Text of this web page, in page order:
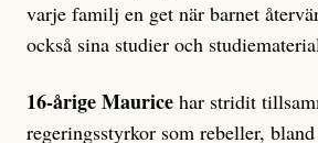
varje familj en get när barnet
också sina studier och
16-årige Maurice har stridit
regeringsstyrkor som rebeller,